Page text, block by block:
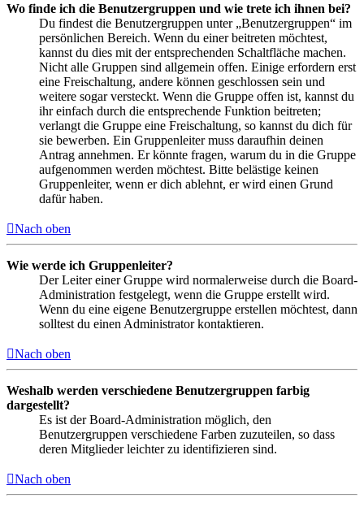
Wo finde ich die Benutzergruppen und wie trete ich ihnen bei?
Du findest die Benutzergruppen unter „Benutzergruppen“ im
persönlichen Bereich. Wenn du einer beitreten möchtest,
kannst du dies mit der entsprechenden Schaltfläche machen.
Nicht alle Gruppen sind allgemein offen. Einige erfordern erst
eine Freischaltung, andere können geschlossen sein und
weitere sogar versteckt. Wenn die Gruppe offen ist, kannst du
ihr einfach durch die entsprechende Funktion beitreten;
verlangt die Gruppe eine Freischaltung, so kannst du dich für
sie bewerben. Ein Gruppenleiter muss daraufhin deinen
Antrag annehmen. Er könnte fragen, warum du in die Gruppe
aufgenommen werden möchtest. Bitte belästige keinen
Gruppenleiter, wenn er dich ablehnt, er wird einen Grund
dafür haben.
Nach oben
Wie werde ich Gruppenleiter?
Der Leiter einer Gruppe wird normalerweise durch die Board-
Administration festgelegt, wenn die Gruppe erstellt wird.
Wenn du eine eigene Benutzergruppe erstellen möchtest, dann
solltest du einen Administrator kontaktieren.
Nach oben
Weshalb werden verschiedene Benutzergruppen farbig
dargestellt?
Es ist der Board-Administration möglich, den
Benutzergruppen verschiedene Farben zuzuteilen, so dass
deren Mitglieder leichter zu identifizieren sind.
Nach oben